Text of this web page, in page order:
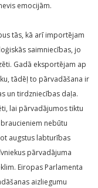
emocijām.
tās, kā arī importējam
saimniecības, jo
Gadā eksportējam ap
tādēļ to pārvadāšana ir
un tirdzniecības daļa.
lai pārvadājumos tiktu
nebūtu
augstus labturības
pārvadājuma
Eiropas Parlamenta
aizliegumu